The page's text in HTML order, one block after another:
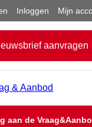
Inloggen Mijn
aanvragen
aan de